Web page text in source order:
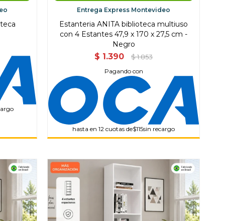
Entrega Express Montevideo
Estanteria ANITA biblioteca multiuso
con 4 Estantes 47,9 x 170 x 27,5 cm -
Negro
$ 1.390 $ 1.853
Pagando con
hasta en 12 cuotas de$115sin recargo